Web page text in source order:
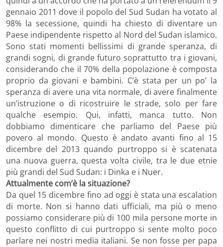
gennaio 2011 dove il popolo del Sud Sudan ha votato al
98% la secessione, quindi ha chiesto di diventare un
Paese indipendente rispetto al Nord del Sudan islamico.
Sono stati momenti bellissimi di grande speranza, di
grandi sogni, di grande futuro soprattutto tra i giovani,
considerando che il 70% della popolazione è composta
proprio da giovani e bambini. C’è stata per un po’ la
speranza di avere una vita normale, di avere finalmente
un’istruzione o di ricostruire le strade, solo per fare
qualche esempio. Qui, infatti, manca tutto. Non
dobbiamo dimenticare che parliamo del Paese più
povero al mondo. Questo è andato avanti fino al 15
dicembre del 2013 quando purtroppo si è scatenata
una nuova guerra, questa volta civile, tra le due etnie
più grandi del Sud Sudan: i Dinka e i Nuer.
Attualmente com’è la situazione?
Da quel 15 dicembre fino ad oggi è stata una escalation
di morte. Non si hanno dati ufficiali, ma più o meno
possiamo considerare più di 100 mila persone morte in
questo conflitto di cui purtroppo si sente molto poco
parlare nei nostri media italiani. Se non fosse per papa